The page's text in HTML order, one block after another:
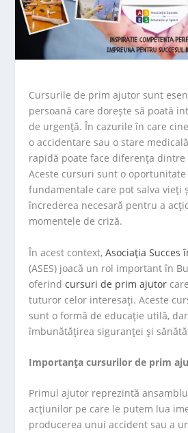
Cursurile de prim ajutor sunt
persoană care dorește să poată
de urgență. În cazurile în care
o accidentare sau o stare
rapidă poate face diferența dintre
Aceste cursuri sunt o
fundamentale care pot salva vieți
încrederea necesară pentru a
momentele de criză.
În acest context,Asociația Succes
(ASES) joacă un rol important în
oferindcursuri de prim ajutor
tuturor celor interesați. Aceste
sunt o formă de educație utilă,
îmbunătățirea siguranței și
Importanța cursurilor de prim
Primul ajutor reprezintă
acțiunilor pe care le putem lua
producerea unui accident sau a